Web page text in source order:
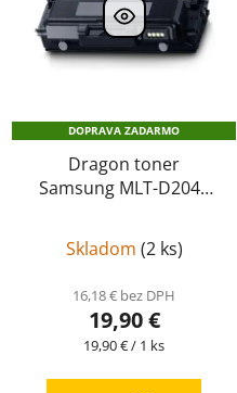
DOPRAVA ZADARMO
Dragon toner
Samsung MLT-D204E
Skladom (2 ks)
16,18 € bez DPH
19,90 €
Jednotková
19,90 € / 1 ks